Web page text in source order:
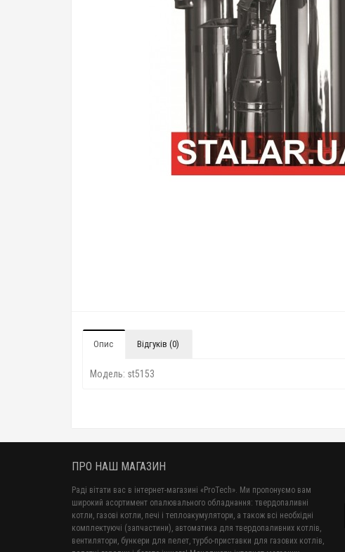
Опис Відгуків (0)
Модель: st5153
ПРО НАШ МАГАЗИН
Раді вітати вас в інтернет-магазині «ProTech». Ми пропонуємо вам
широкий асортимент опалювального обладнання: твердопаливні
котли, газові котли, печі і теплоакумулятори, а також всі необхідні
комплектуючі (запчастини), автоматика для твердопаливних котлів,
вентилятори, бункери для пелет, турбо-приставки для газових котлів,